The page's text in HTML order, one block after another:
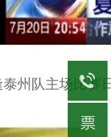
州队主场比赛